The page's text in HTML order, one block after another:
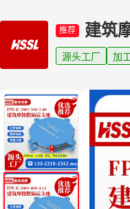
推荐 建筑
源头工厂 加